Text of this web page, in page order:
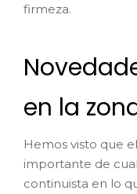
firmeza.
en la
Hemos visto que
importante de
continuista en lo